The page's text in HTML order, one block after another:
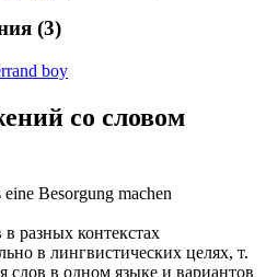
(3)
boy
со словом
eine Besorgung machen
разных контекстах
в лингвистических целях, т.
слов в одном языке и вариантов